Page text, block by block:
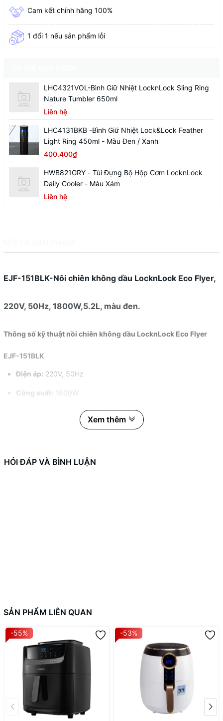
Cam kết chính hãng 100%
1 đổi 1 nếu sản phẩm lỗi
LHC4321VOL-Bình Giữ Nhiệt LocknLock Sling Ring
Nature Tumbler 650ml
Liên hệ
LHC4131BKB -Bình Giữ Nhiệt Lock&Lock Feather
Light Ring 450ml - Màu Đen / Xanh
400.400₫
HWB821GRY - Túi Đựng Bộ Hộp Cơm LocknLock
Daily Cooler - Màu Xám
Liên hệ
EJF-151BLK-Nôi chiên không dầu LocknLock Eco Flyer,
220V, 50Hz, 1800W,5.2L, màu đen.
Thông số kỹ thuật nồi chiên không dầu LocknLock Eco Flyer
EJF-151BLK
Điện áp: 220V, 50Hz
Công suất: 1800W
5.2L (phù hợp cho gia đình 4-6 người)
Vỏ ngoài bằng nhựa cao cấp chịu nhiệt, lòng nồi
Tính năng: Điều chỉnh nhiệt độ từ 80°C đến 200°C, hẹn giờ
1. Thiết kế hiện đại và sang trọng
Nồi chiên không dầu LocknLock Eco Flyer EJF-151BLK có thiết kế
tối giản, màu đen bóng sang trọng phù hợp với mọi không gian
Xem thêm
HỎI ĐÁP VÀ BÌNH LUẬN
SẢN PHẨM LIÊN QUAN
-55% -53%